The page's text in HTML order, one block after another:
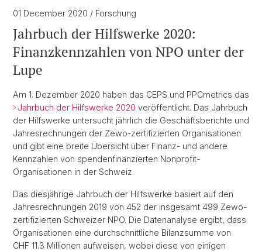
01 December 2020 / Forschung
Jahrbuch der Hilfswerke 2020:
Finanzkennzahlen von NPO unter der
Lupe
Am 1. Dezember 2020 haben das CEPS und PPCmetrics das
Jahrbuch der Hilfswerke 2020 veröffentlicht. Das Jahrbuch
der Hilfswerke untersucht jährlich die Geschäftsberichte und
Jahresrechnungen der Zewo-zertifizierten Organisationen
und gibt eine breite Übersicht über Finanz- und andere
Kennzahlen von spendenfinanzierten Nonprofit-
Organisationen in der Schweiz.
Das diesjährige Jahrbuch der Hilfswerke basiert auf den
Jahresrechnungen 2019 von 452 der insgesamt 499 Zewo-
zertifizierten Schweizer NPO. Die Datenanalyse ergibt, dass
Organisationen eine durchschnittliche Bilanzsumme von
CHF 11.3 Millionen aufweisen, wobei diese von einigen